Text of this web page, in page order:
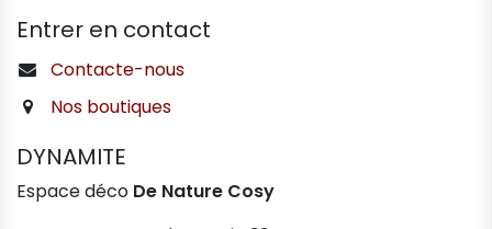
Entrer en contact
Contacte-nous
Nos boutiques
DYNAMITE
Espace déco De Nature Cosy